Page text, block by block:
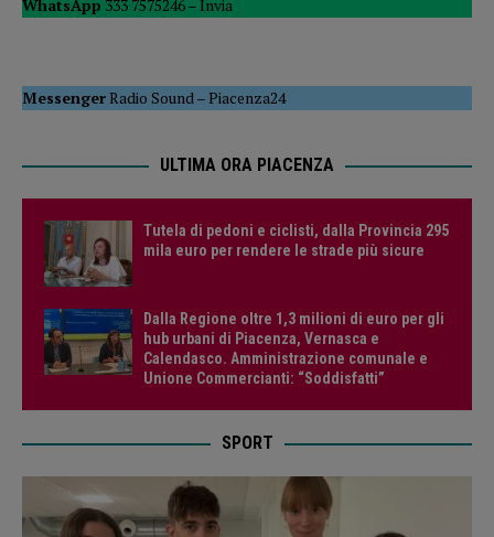
WhatsApp 333 7575246 – Invia
MessengerRadio Sound–Piacenza24
ULTIMA ORA PIACENZA
Tutela di pedoni e ciclisti, dalla Provincia 295
mila euro per rendere le strade più sicure
Dalla Regione oltre 1,3 milioni di euro per gli
hub urbani di Piacenza, Vernasca e
Calendasco. Amministrazione comunale e
Unione Commercianti: “Soddisfatti”
SPORT